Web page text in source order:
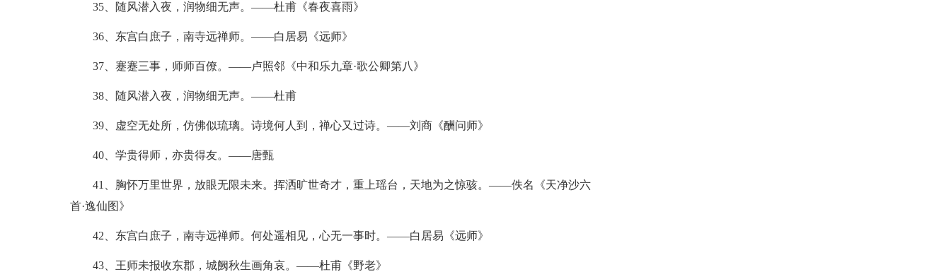
35、随风潜入夜，润物细无声。——杜甫《春夜喜雨》
36、东宫白庶子，南寺远禅师。——白居易《远师》
37、蹇蹇三事，师师百僚。——卢照邻《中和乐九章·歌公卿第八》
38、随风潜入夜，润物细无声。——杜甫
39、虚空无处所，仿佛似琉璃。诗境何人到，禅心又过诗。——刘商《酬问师》
40、学贵得师，亦贵得友。——唐甄
41、胸怀万里世界，放眼无限未来。挥洒旷世奇才，重上瑶台，天地为之惊骇。——佚名《天净沙六
首·逸仙图》
42、东宫白庶子，南寺远禅师。何处遥相见，心无一事时。——白居易《远师》
43、王师未报收东郡，城阙秋生画角哀。——杜甫《野老》